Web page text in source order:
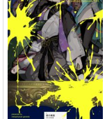
甘い恋人
お茶割りだいすきクラ
ブ
440円（税込）
有栖川帝統×夢野幻太郎
サンプル